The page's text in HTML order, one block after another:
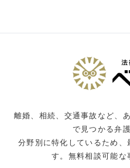
離婚、相続、交通事故など、
で見つかる弁
分野別に特化しているため、
す。無料相談可能な